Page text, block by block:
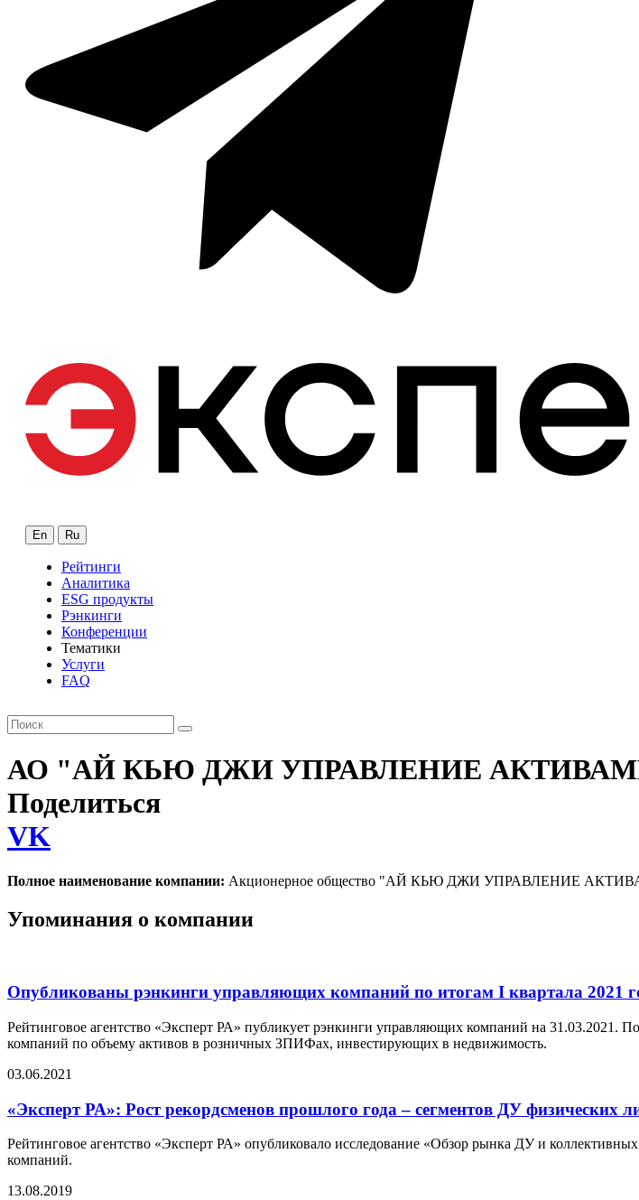
En Ru
Рейтинги
Аналитика
ESG продукты
Рэнкинги
Конференции
Тематики
Услуги
FAQ
АО "АЙ КЬЮ ДЖИ УПРАВЛЕНИЕ
Поделиться
VK
Полное наименование компании: Акционерное общество "АЙ КЬЮ ДЖИ УПРАВЛЕНИЕ
Упоминания о компании
Опубликованы рэнкинги управляющих компаний по итогам I квартала 2021
Рейтинговое агентство «Эксперт РА» публикует рэнкинги управляющих компаний на
компаний по объему активов в розничных ЗПИФах, инвестирующих в недвижимость.
03.06.2021
«Эксперт РА»: Рост рекордсменов прошлого года – сегментов ДУ физических
Рейтинговое агентство «Эксперт РА» опубликовало исследование «Обзор рынка ДУ и
компаний.
13.08.2019